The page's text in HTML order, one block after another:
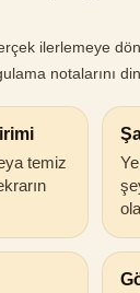
ilerlemeye
notalarını
temiz